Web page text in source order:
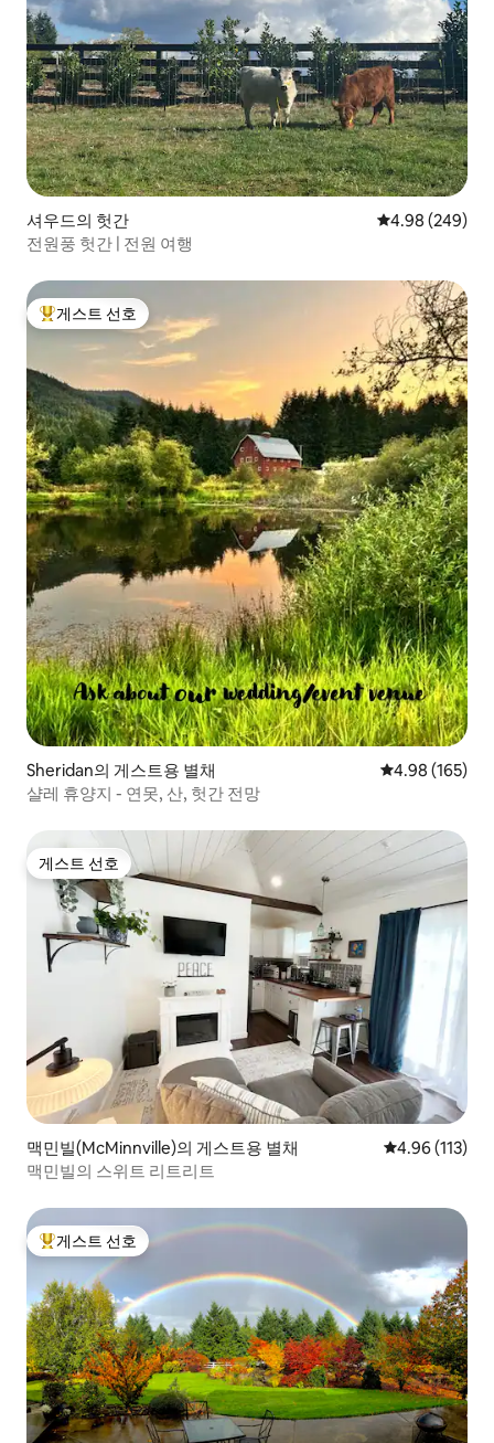
셔우드의 헛간 평점 4.98점(5
4.98 (249)
전원풍 헛간 | 전원 여행
상위 게스트 선호
게스트 선호
Sheridan의 게스트용 별채 평점 4.98점(5
4.98 (165)
샬레 휴양지 - 연못, 산, 헛간 전망
게스트 선호
게스트 선호
맥민빌(McMinnville)의 게스트용 별채 평점 4.96점(5
4.96 (113)
맥민빌의 스위트 리트리트
상위 게스트 선호
게스트 선호